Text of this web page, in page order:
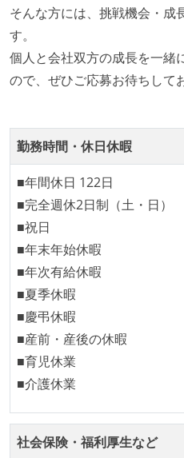
アジャイル実践状況
1ヶ月以下の短い期間で
している
デイリーでスタンドアッ
イテレーションの最後な
かえりミーティングを行
継続的なデプロイ（デリ
ワークフローの整備
全てのコードをバージョ
各メンバーが実装したコ
ベースで行われる
自動（＝システム化され
ビルド、自動デプロイ環
コードによるインフラ構
Code）の環境が整備され
オープンな情報共有
ドキュメントの整備やペ
そんな方には、挑戦機会・成
す。
個人と会社双方の成長を一緒
ので、ぜひご応募お待ちして
勤務時間・休日休暇
■年間休日 122日
■完全週休2日制（土・日）
■祝日
■年末年始休暇
■年次有給休暇
■夏季休暇
■慶弔休暇
■産前・産後の休暇
■育児休業
■介護休業
社会保険・福利厚生など